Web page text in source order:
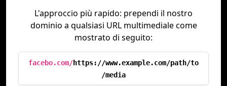
L'approccio più rapido: prependi il nostro
dominio a qualsiasi URL multimediale come
mostrato di seguito:
facebo.com/https://www.example.com/path/to
/media